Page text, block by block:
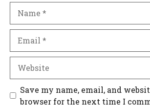
Save my name, email, and
browser for the next time I